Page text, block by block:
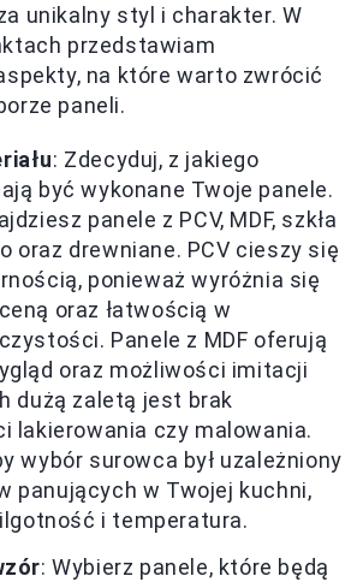
unikalny styl i charakter. W
przedstawiam
na które warto zwrócić
paneli.
: Zdecyduj, z jakiego
być wykonane Twoje panele.
panele z PCV, MDF, szkła
oraz drewniane. PCV cieszy się
ponieważ wyróżnia się
oraz łatwością w
Panele z MDF oferują
oraz możliwości imitacji
dużą zaletą jest brak
lakierowania czy malowania.
wybór surowca był uzależniony
panujących w Twojej kuchni,
i temperatura.
: Wybierz panele, które będą